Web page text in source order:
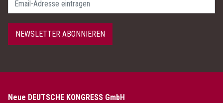
NEWSLETTER ABONNIEREN
Neue DEUTSCHE KONGRESS GmbH